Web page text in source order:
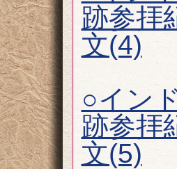
跡参拝
文(4)
○イン
跡参拝
文(5)